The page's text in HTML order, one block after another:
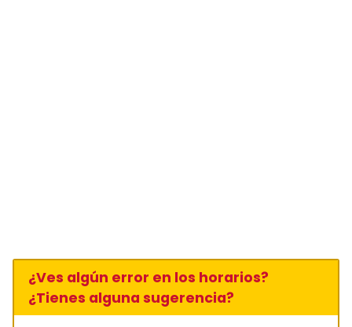
¿Ves algún error en los horarios?
¿Tienes alguna sugerencia?